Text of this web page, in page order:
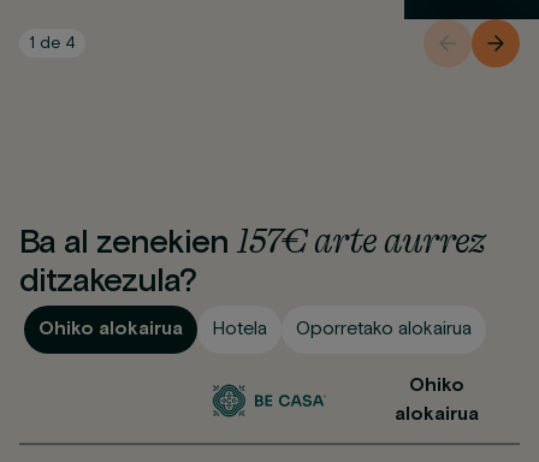
1 de 4
Ba al zenekien157€ arte aurrez
ditzakezula?
Ohiko alokairua Hotela Oporretako alokairua
Ohiko
alokairua